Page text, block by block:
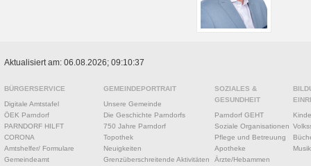
Aktualisiert am: 06.08.2026; 09:10:37
BÜRGERSERVICE
Digitale Amtstafel
ÖEK Parndorf
PARNDORF HILFT
CORONA
Amtshelfer/ Formulare
Gemeindeamt
GEMEINDEPORTRAIT
Unsere Gemeinde
Die Geschichte Parndorfs
750 Jahre Parndorf
Topothek
Neuigkeiten
Grenzüberschreitende Aktivitäten
SOZIALES &
GESUNDHEIT
Parndorf GEHT
Soziale Organisationen
Pflege und Betreuung
Apotheke
Ärzte/Hebammen